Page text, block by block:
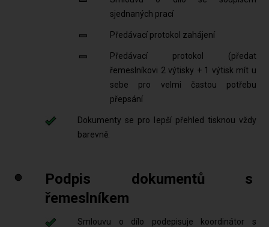
sjednaných prací
Předávací protokol zahájení
Předávací protokol (předat
řemeslníkovi 2 výtisky + 1 výtisk mít u
sebe pro velmi častou potřebu
přepsání
Dokumenty se pro lepší přehled tisknou vždy
barevně.
Podpis dokumentů s
řemeslníkem
Smlouvu o dílo podepisuje koordinátor s